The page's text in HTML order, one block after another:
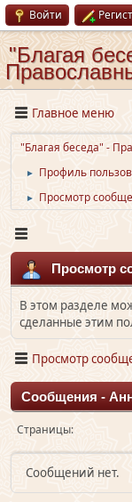
Войти
"Благая
Главное меню
"Благая беседа" -
► Профиль
► Просмотр
Просмотр
В этом разделе
сделанные этим
Просмотр
Сообщения -
Страницы
Сообщений нет.